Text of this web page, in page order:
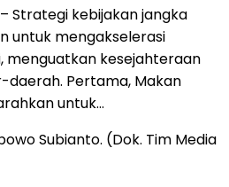
– Strategi kebijakan jangka
untuk mengakselerasi
menguatkan kesejahteraan
Pertama, Makan
untuk…